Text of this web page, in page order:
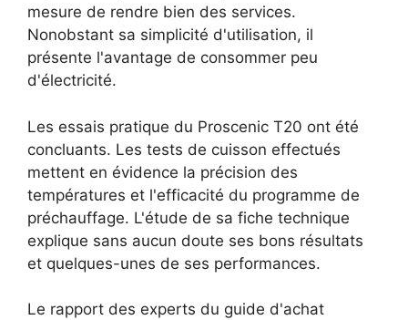
mesure de rendre bien des services.
Nonobstant sa simplicité d'utilisation, il
présente l'avantage de consommer peu
d'électricité.
Les essais pratique du Proscenic T20 ont été
concluants. Les tests de cuisson effectués
mettent en évidence la précision des
températures et l'efficacité du programme de
préchauffage. L'étude de sa fiche technique
explique sans aucun doute ses bons résultats
et quelques-unes de ses performances.
Le rapport des experts du guide d'achat